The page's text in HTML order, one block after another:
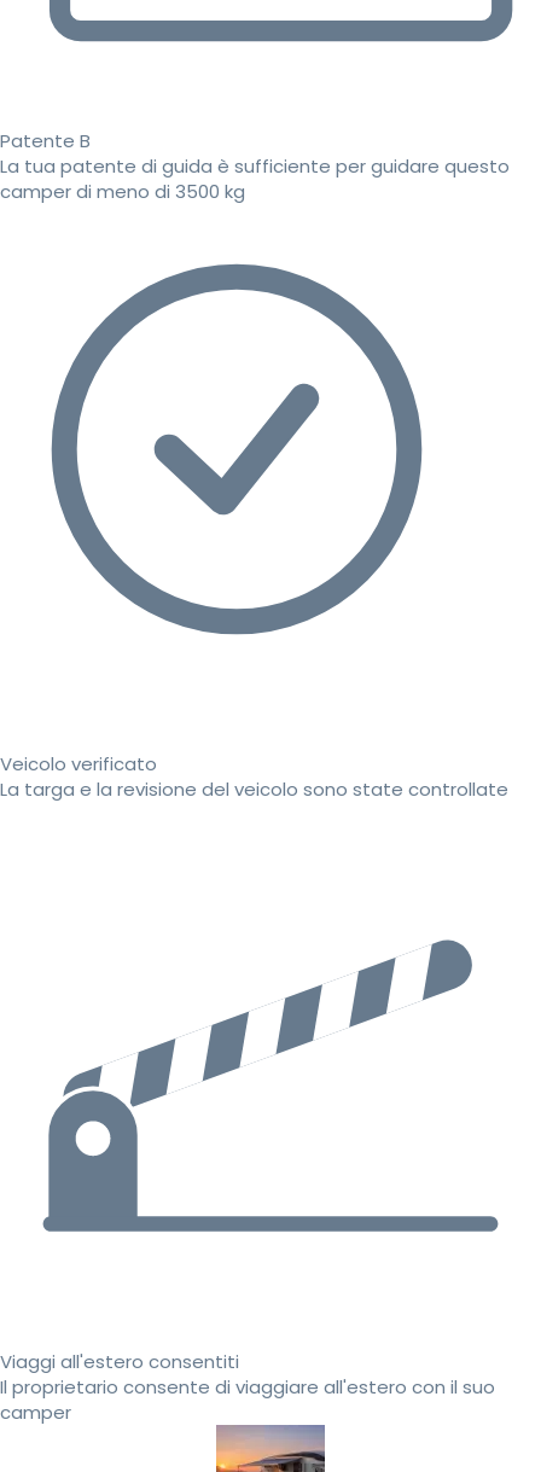
Patente B
La tua patente di guida è sufficiente per guidare questo
camper di meno di 3500 kg
Veicolo verificato
La targa e la revisione del veicolo sono state controllate
Viaggi all'estero consentiti
Il proprietario consente di viaggiare all'estero con il suo
camper